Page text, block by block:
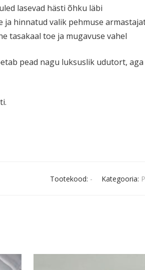
lasevad hästi õhku läbi
ja hinnatud valik pehmuse
tasakaal toe ja mugavuse vahel
pead nagu luksuslik udutort,
Tootekood: - Kategooria: